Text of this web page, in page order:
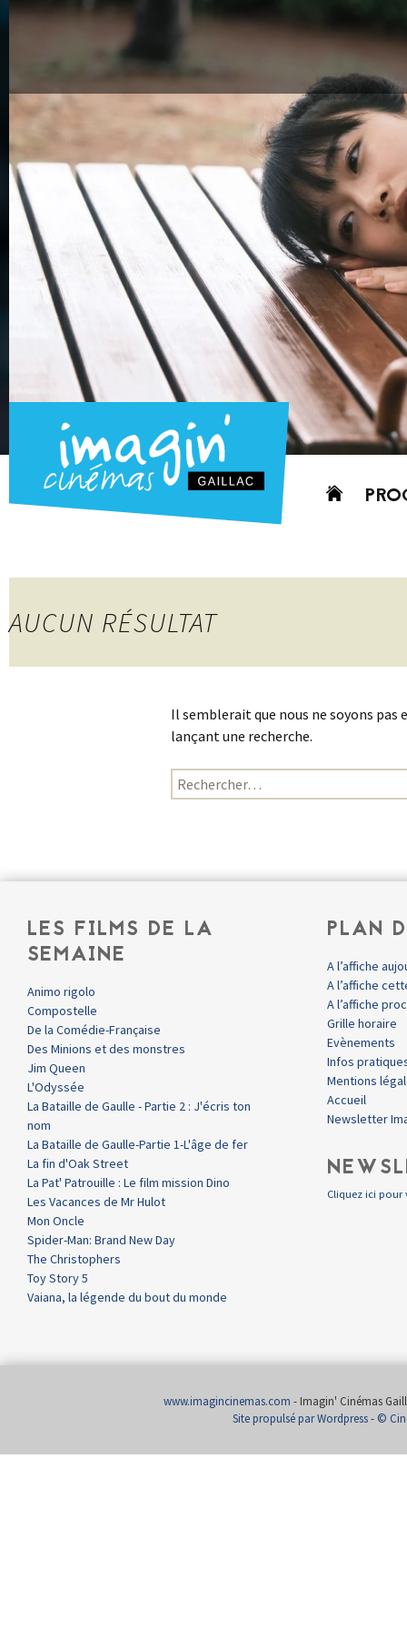
Aller
AUCUN RÉSULTAT
Il semblerait que nous ne soyons pas
lançant une recherche.
Rechercher :
LES FILMS DE LA
SEMAINE
Animo rigolo
Compostelle
De la Comédie-Française
Des Minions et des monstres
Jim Queen
L'Odyssée
La Bataille de Gaulle - Partie 2 : J'écris ton
nom
La Bataille de Gaulle-Partie 1-L'âge de fer
La fin d'Oak Street
La Pat' Patrouille : Le film mission Dino
Les Vacances de Mr Hulot
Mon Oncle
Spider-Man: Brand New Day
The Christophers
Toy Story 5
Vaiana, la légende du bout du monde
PLAN
A l’affiche
A l’affiche
A l’affiche
Grille horaire
Evènements
Infos
Mentions
Accueil
Newsletter
Cliquez ici pour
www.imagincinemas.com - Imagin' Cinémas
Site propulsé par Wordpress- ©